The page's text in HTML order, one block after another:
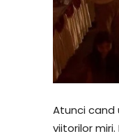
Atunci cand
viitorilor